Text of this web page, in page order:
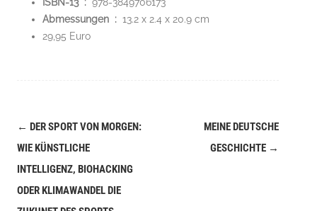
Abmessungen ‏ : ‎ 13.2 x 2.4 x 20.9 cm
29,95 Euro
Navigation
(Beiträge)
← DER SPORT VON MORGEN:
WIE KÜNSTLICHE
INTELLIGENZ, BIOHACKING
ODER KLIMAWANDEL DIE
MEINE DEUTSCHE
GESCHICHTE →